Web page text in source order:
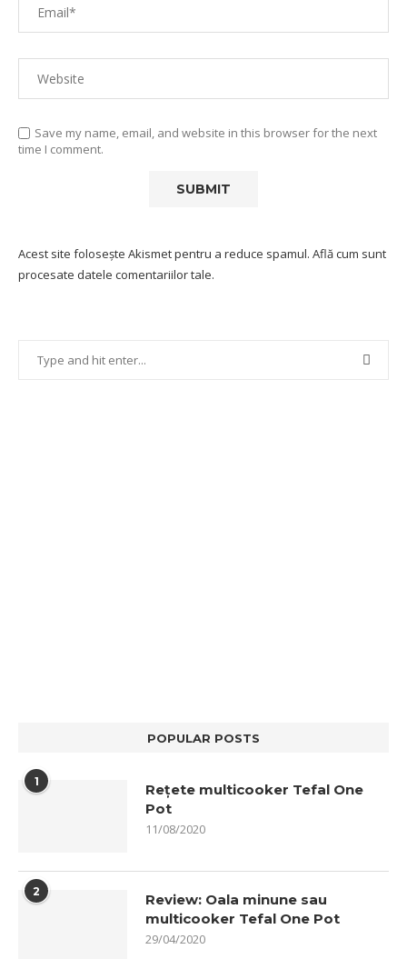
Save my name, email, and website in this browser for the next
time I comment.
Acest site folosește Akismet pentru a reduce spamul. Află cum sunt
procesate datele comentariilor tale.
POPULAR POSTS
1
Rețete multicooker Tefal One
Pot
11/08/2020
2
Review: Oala minune sau
multicooker Tefal One Pot
29/04/2020